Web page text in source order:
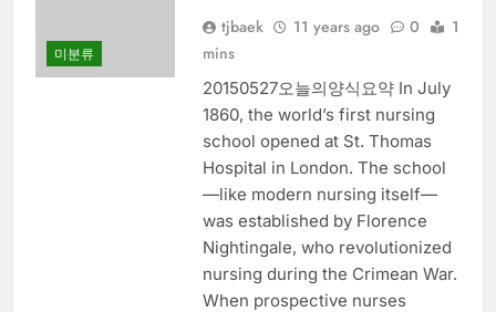
미분류
tjbaek 11 years ago 0
1
mins
20150527오늘의양식요약 In July
1860, the world’s first nursing
school opened at St. Thomas
Hospital in London. The school
—like modern nursing itself—
was established by Florence
Nightingale, who revolutionized
nursing during the Crimean War.
When prospective nurses